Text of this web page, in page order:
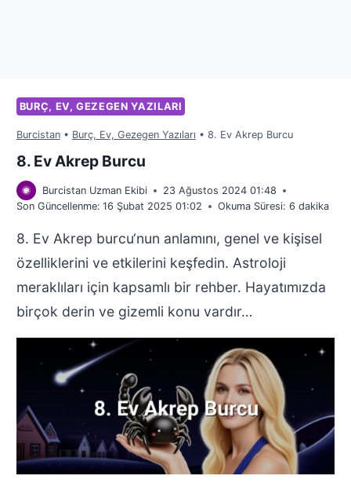
BURÇ, EV, GEZEGEN YAZILARI
Burcistan• Burç, Ev, Gezegen Yazıları • 8. Ev Akrep Burcu
8. Ev Akrep Burcu
Burcistan Uzman Ekibi
23 Ağustos 2024 01:48
Son Güncellenme: 16 Şubat 2025 01:02 Okuma Süresi: 6 dakika
8. Ev Akrep burcu‘nun anlamını, genel ve kişisel
özelliklerini ve etkilerini keşfedin. Astroloji
meraklıları için kapsamlı bir rehber. Hayatımızda
birçok derin ve gizemli konu vardır…